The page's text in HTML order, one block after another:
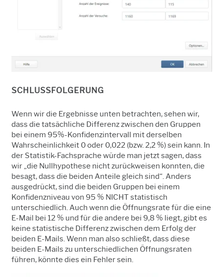
SCHLUSSFOLGERUNG
Wenn wir die Ergebnisse unten betrachten, sehen wir,
dass die tatsächliche Differenz zwischen den Gruppen
bei einem 95%-Konfidenzintervall mit derselben
Wahrscheinlichkeit 0 oder 0,022 (bzw. 2,2 %) sein kann. In
der Statistik-Fachsprache würde man jetzt sagen, dass
wir „die Nullhypothese nicht zurückweisen konnten, die
besagt, dass die beiden Anteile gleich sind“. Anders
ausgedrückt, sind die beiden Gruppen bei einem
Konfidenzniveau von 95 % NICHT statistisch
unterschiedlich. Auch wenn die Öffnungsrate für die eine
E-Mail bei 12 % und für die andere bei 9,8 % liegt, gibt es
keine statistische Differenz zwischen dem Erfolg der
beiden E-Mails. Wenn man also schließt, dass diese
beiden E-Mails zu unterschiedlichen Öffnungsraten
führen, könnte dies ein Fehler sein.